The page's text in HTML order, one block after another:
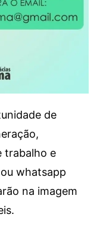
de
trabalho e
whatsapp
na imagem